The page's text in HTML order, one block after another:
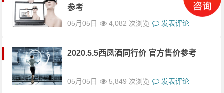
参考
05月05日 4,082 次浏览 发表评论
2020.5.5西凤酒同行价 官方售价参考
05月05日 5,849 次浏览 发表评论